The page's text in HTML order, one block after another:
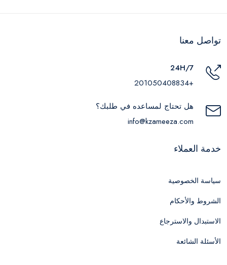
تواصل معنا
24H/7
+201050408834
هل تحتاج لمساعده في طلبك؟
info@kzameeza.com
خدمة العملاء
سياسة الخصوصية
الشروط والأحكام
الاستبدال والاسترجاع
الأسئلة الشائعة